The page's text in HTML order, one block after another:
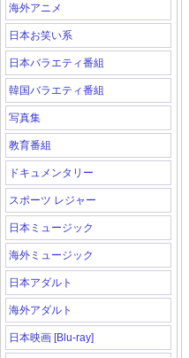
海外アニメ
日本お笑い系
日本バラエティ番組
韓国バラエティ番組
写真集
教育番組
ドキュメンタリー
スポーツ レジャー
日本ミュージック
海外ミュージック
日本アダルト
海外アダルト
日本映画 [Blu-ray]